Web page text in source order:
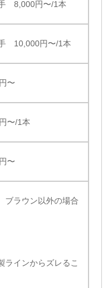
8,000円〜/1本
10,000円〜/1本
〜
〜/1本
〜
ブラウン以外の場合
ラインからズレるこ